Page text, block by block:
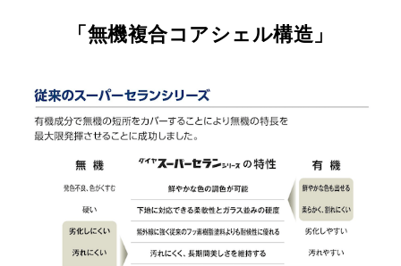
「無機複合コアシェル構造」